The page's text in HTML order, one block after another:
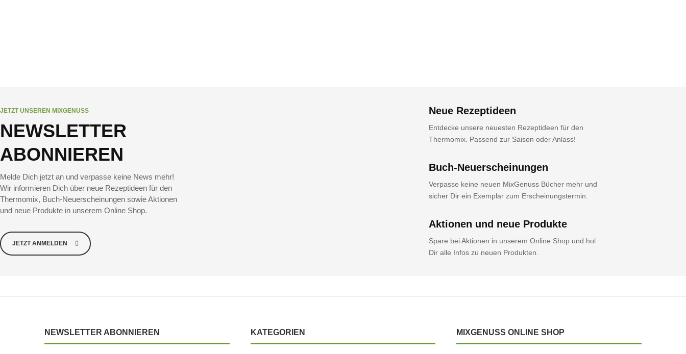
JETZT UNSEREN MIXGENUSS
NEWSLETTER
ABONNIEREN
Melde Dich jetzt an und verpasse keine News mehr!
Wir informieren Dich über neue Rezeptideen für den
Thermomix, Buch-Neuerscheinungen sowie Aktionen
und neue Produkte in unserem Online Shop.
JETZT ANMELDEN
Neue Rezeptideen
Entdecke unsere neuesten Rezeptideen für den
Thermomix. Passend zur Saison oder Anlass!
Buch-Neuerscheinungen
Verpasse keine neuen MixGenuss Bücher mehr und
sicher Dir ein Exemplar zum Erscheinungstermin.
Aktionen und neue Produkte
Spare bei Aktionen in unserem Online Shop und hol
Dir alle Infos zu neuen Produkten.
NEWSLETTER ABONNIEREN KATEGORIEN MIXGENUSS ONLINE SHOP